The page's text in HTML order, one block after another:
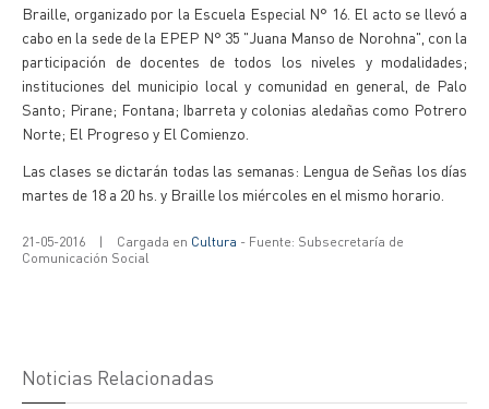
Braille, organizado por la Escuela Especial N° 16. El acto se llevó a
cabo en la sede de la EPEP N° 35 "Juana Manso de Norohna", con la
participación de docentes de todos los niveles y modalidades;
instituciones del municipio local y comunidad en general, de Palo
Santo; Pirane; Fontana; Ibarreta y colonias aledañas como Potrero
Norte; El Progreso y El Comienzo.
Las clases se dictarán todas las semanas: Lengua de Señas los días
martes de 18 a 20 hs. y Braille los miércoles en el mismo horario.
21-05-2016 | Cargada en Cultura - Fuente: Subsecretaría de
Comunicación Social
Noticias Relacionadas